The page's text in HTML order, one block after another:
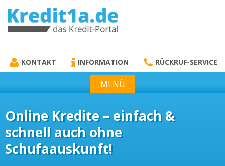
KREDIT1A.DE
KONTAKT INFORMATION RÜCKRUF-SERVICE
MENÜ
Online Kredite – einfach &
schnell auch ohne
Schufaauskunft!